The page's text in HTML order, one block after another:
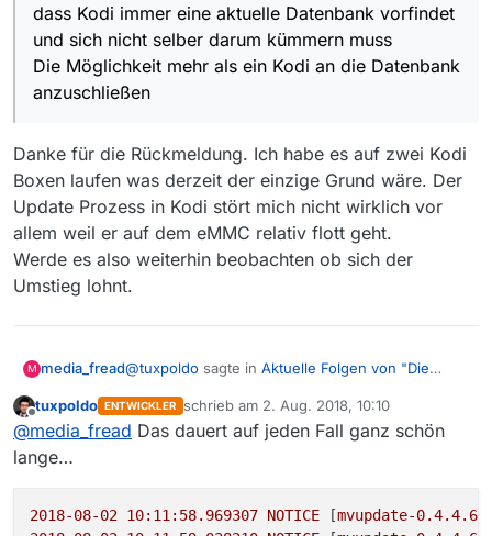
dass Kodi immer eine aktuelle Datenbank vorfindet
und sich nicht selber darum kümmern muss
Die Möglichkeit mehr als ein Kodi an die Datenbank
anzuschließen
Danke für die Rückmeldung. Ich habe es auf zwei Kodi
Boxen laufen was derzeit der einzige Grund wäre. Der
Update Prozess in Kodi stört mich nicht wirklich vor
allem weil er auf dem eMMC relativ flott geht.
Werde es also weiterhin beobachten ob sich der
Umstieg lohnt.
M media_fread@tuxpoldo sagte in Aktuelle Folgen von "Die
Der einzige Grund eine externe Datenbank
Standalone-Script nicht vom Kodi machen zu
lassen (z.B. vom NAS oder dem Server
wäre. Der Update Prozess in Kodi stört mich nicht
wirklich vor allem weil er auf dem eMMC relativ
Offline
tuxpoldo ENTWICKLER schrieb am 2. Aug. 2018, 10:10
zuletzt editiert von
@media_fread Das dauert auf jeden Fall ganz schön
lange…
2018-08-02 10:11:58.969307 NOTICE [mvupdate-